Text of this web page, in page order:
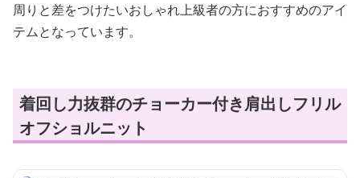
周りと差をつけたいおしゃれ上級者の方におすすめのアイ
テムとなっています。
着回し力抜群のチョーカー付き肩出しフリル
オフショルニット